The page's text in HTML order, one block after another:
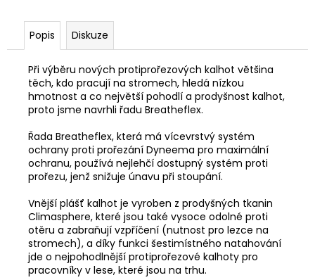
Popis Diskuze
Při výběru nových protiprořezových kalhot většina
těch, kdo pracují na stromech, hledá nízkou
hmotnost a co největší pohodlí a prodyšnost kalhot,
proto jsme navrhli řadu Breatheflex.
Řada Breatheflex, která má vícevrstvý systém
ochrany proti prořezání Dyneema pro maximální
ochranu, používá nejlehčí dostupný systém proti
prořezu, jenž snižuje únavu při stoupání.
Vnější plášť kalhot je vyroben z prodyšných tkanin
Climasphere, které jsou také vysoce odolné proti
otěru a zabraňují vzpříčení (nutnost pro lezce na
stromech), a díky funkci šestimístného natahování
jde o nejpohodlnější protiprořezové kalhoty pro
pracovníky v lese, které jsou na trhu.